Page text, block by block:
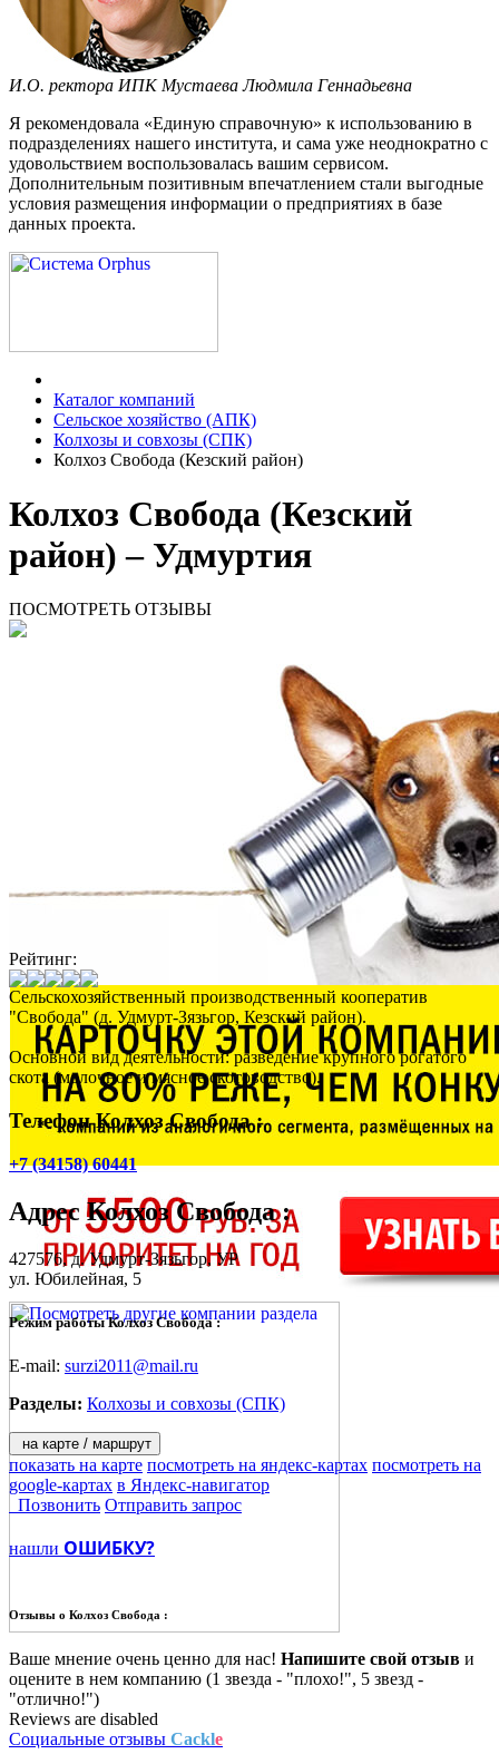
И.О. ректора ИПК Мустаева Людмила Геннадьевна
Я рекомендовала «Единую справочную» к использованию в
подразделениях нашего института, и сама уже неоднократно с
удовольствием воспользовалась вашим сервисом.
Дополнительным позитивным впечатлением стали выгодные
условия размещения информации о предприятиях в базе
данных проекта.
Каталог компаний
Сельское хозяйство (АПК)
Колхозы и совхозы (СПК)
Колхоз Свобода (Кезский район)
Колхоз Свобода (Кезский
район) – Удмуртия
ПОСМОТРЕТЬ ОТЗЫВЫ
Рейтинг:
Сельскохозяйственный производственный кооператив
"Свобода" (д. Удмурт-Зязьгор, Кезский район).
Основной вид деятельности: разведение крупного рогатого
скота (молочное и мясное скотоводство).
Телефон Колхоз Свобода :
+7 (34158) 60441
Адрес Колхоз Свобода:
427576,д. Удмурт-Зязьгор, УР
ул. Юбилейная, 5
Режим работы Колхоз Свобода :
E-mail: surzi2011@mail.ru
Разделы: Колхозы и совхозы (СПК)
на карте / маршрут
показать на карте посмотреть на яндекс-картах посмотреть на
google-картах в Яндекс-навигатор
Позвонить Отправить запрос
нашли ОШИБКУ?
Отзывы о Колхоз Свобода :
Ваше мнение очень ценно для нас! Напишите свой отзыв и
оцените в нем компанию (1 звезда - "плохо!", 5 звезд -
"отлично!")
Reviews are disabled
Социальные отзывы Cackle